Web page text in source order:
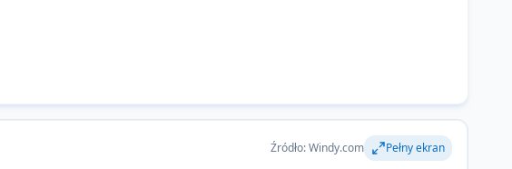
Źródło: Windy.com Pełny ekran